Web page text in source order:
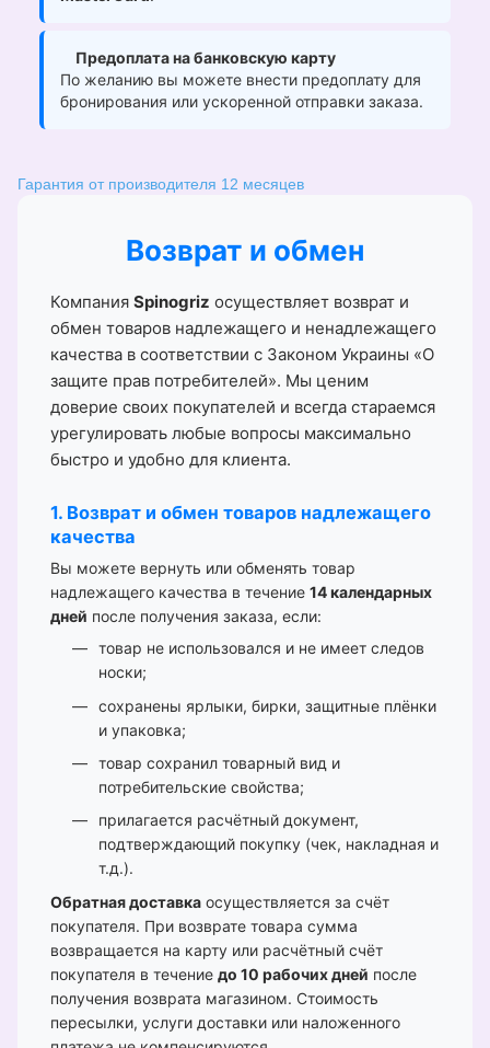
Предоплата на банковскую карту
По желанию вы можете внести предоплату для
бронирования или ускоренной отправки заказа.
Гарантия от производителя 12 месяцев
Возврат и обмен
Компания Spinogriz осуществляет возврат и
обмен товаров надлежащего и ненадлежащего
качества в соответствии с Законом Украины «О
защите прав потребителей». Мы ценим
доверие своих покупателей и всегда стараемся
урегулировать любые вопросы максимально
быстро и удобно для клиента.
1. Возврат и обмен товаров надлежащего
качества
Вы можете вернуть или обменять товар
надлежащего качества в течение 14 календарных
дней после получения заказа, если:
товар не использовался и не имеет следов
носки;
сохранены ярлыки, бирки, защитные плёнки
и упаковка;
товар сохранил товарный вид и
потребительские свойства;
прилагается расчётный документ,
подтверждающий покупку (чек, накладная и
т.д.).
Обратная доставка осуществляется за счёт
покупателя. При возврате товара сумма
возвращается на карту или расчётный счёт
покупателя в течение до 10 рабочих дней после
получения возврата магазином. Стоимость
пересылки, услуги доставки или наложенного